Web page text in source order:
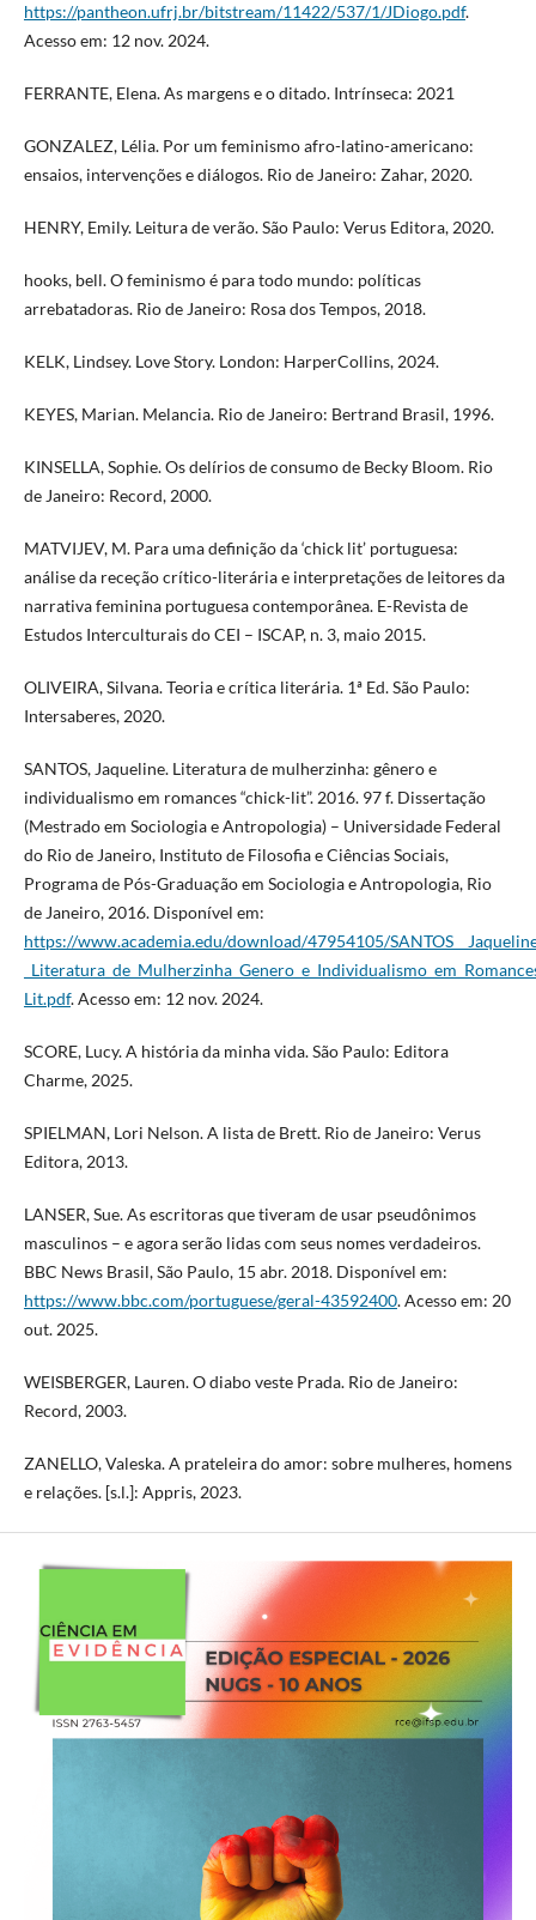
https://pantheon.ufrj.br/bitstream/11422/537/1/JDiogo.pdf.
Acesso em: 12 nov. 2024.
FERRANTE, Elena. As margens e o ditado. Intrínseca: 2021
GONZALEZ, Lélia. Por um feminismo afro-latino-americano:
ensaios, intervenções e diálogos. Rio de Janeiro: Zahar, 2020.
HENRY, Emily. Leitura de verão. São Paulo: Verus Editora, 2020.
hooks, bell. O feminismo é para todo mundo: políticas
arrebatadoras. Rio de Janeiro: Rosa dos Tempos, 2018.
KELK, Lindsey. Love Story. London: HarperCollins, 2024.
KEYES, Marian. Melancia. Rio de Janeiro: Bertrand Brasil, 1996.
KINSELLA, Sophie. Os delírios de consumo de Becky Bloom. Rio
de Janeiro: Record, 2000.
MATVIJEV, M. Para uma definição da ‘chick lit’ portuguesa:
análise da receção crítico-literária e interpretações de leitores da
narrativa feminina portuguesa contemporânea. E-Revista de
Estudos Interculturais do CEI – ISCAP, n. 3, maio 2015.
OLIVEIRA, Silvana. Teoria e crítica literária. 1ª Ed. São Paulo:
Intersaberes, 2020.
SANTOS, Jaqueline. Literatura de mulherzinha: gênero e
individualismo em romances “chick-lit”. 2016. 97 f. Dissertação
(Mestrado em Sociologia e Antropologia) – Universidade Federal
do Rio de Janeiro, Instituto de Filosofia e Ciências Sociais,
Programa de Pós-Graduação em Sociologia e Antropologia, Rio
de Janeiro, 2016. Disponível em:
https://www.academia.edu/download/47954105/
Lit.pdf. Acesso em: 12 nov. 2024.
SCORE, Lucy. A história da minha vida. São Paulo: Editora
Charme, 2025.
SPIELMAN, Lori Nelson. A lista de Brett. Rio de Janeiro: Verus
Editora, 2013.
LANSER, Sue. As escritoras que tiveram de usar pseudônimos
masculinos – e agora serão lidas com seus nomes verdadeiros.
BBC News Brasil, São Paulo, 15 abr. 2018. Disponível em:
https://www.bbc.com/portuguese/geral-43592400. Acesso em: 20
out. 2025.
WEISBERGER, Lauren. O diabo veste Prada. Rio de Janeiro:
Record, 2003.
ZANELLO, Valeska. A prateleira do amor: sobre mulheres, homens
e relações. [s.l.]: Appris, 2023.